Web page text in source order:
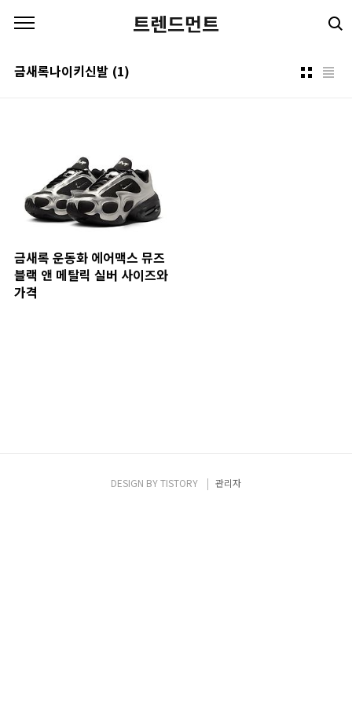
트렌드먼트
금새록나이키신발 (1)
금새록 운동화 에어맥스 뮤즈
블랙 앤 메탈릭 실버 사이즈와
가격
DESIGN BYTISTORY 관리자